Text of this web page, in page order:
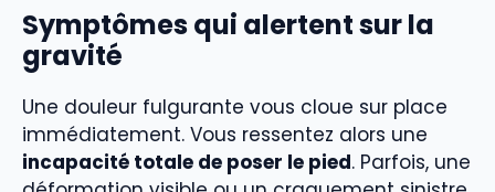
Symptômes qui alertent sur la
gravité
Une douleur fulgurante vous cloue sur place
immédiatement. Vous ressentez alors une
incapacité totale de poser le pied. Parfois, une